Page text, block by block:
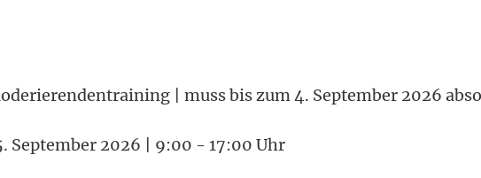
| muss bis zum 4. September 2026
September 2026 | 9:00 - 17:00 Uhr